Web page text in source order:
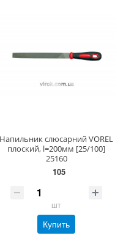
Напильник слюсарний VOREL
плоский, l=200мм [25/100]
25160
105
шт
Купить